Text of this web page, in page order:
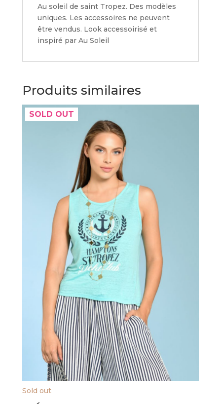
Au soleil de saint Tropez. Des modèles
uniques. Les accessoires ne peuvent
être vendus. Look accessoirisé et
inspiré par Au Soleil
Produits similaires
SOLD OUT
Sold out